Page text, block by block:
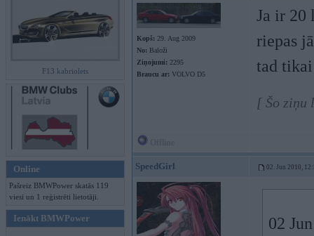
F13 kabriolets
Online
Pašreiz BMWPower skatās 119
viesi un 1 reģistrēti lietotāji.
Ienākt BMWPower
Kopš: 29. Aug 2009
No: Baloži
Ziņojumi: 2295
Braucu ar: VOLVO D5
Ja ir 20
riepas
tad
[ Šo ziņu
SpeedGirl 02. Jun 2010,
02